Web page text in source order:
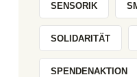
SENSORIK
SOLIDARITÄT
SPENDENAKTION